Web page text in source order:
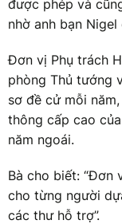
được phép và
nhờ anh bạn
Đơn vị Phụ trách
phòng Thủ tướng
sơ đề cử mỗi
thông cấp cao
năm ngoái.
Bà cho biết: “Đơn
cho từng người
các thư hỗ trợ”.